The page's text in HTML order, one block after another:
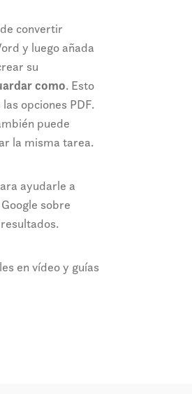
convertir
y luego añada
su
como. Esto
opciones PDF.
puede
la misma tarea.
ayudarle a
sobre
en vídeo y guías